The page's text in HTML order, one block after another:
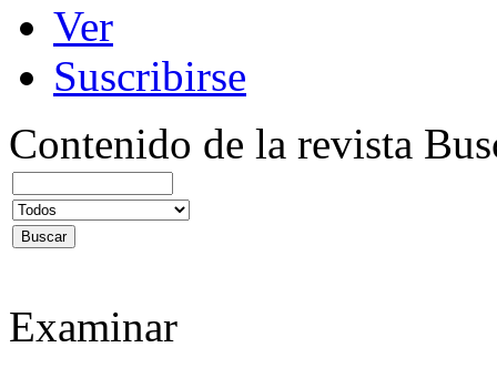
Ver
Suscribirse
Contenido de la revista
Examinar